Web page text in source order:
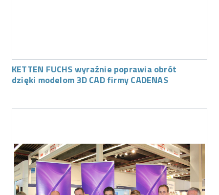
KETTEN FUCHS wyraźnie poprawia obrót
dzięki modelom 3D CAD firmy CADENAS